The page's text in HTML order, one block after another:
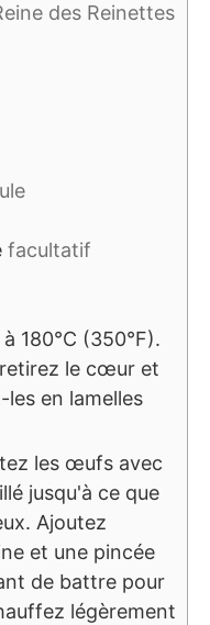
des Reinettes
facultatif
180°C (350°F).
le cœur et
les en lamelles
les œufs avec
jusqu'à ce que
Ajoutez
et une pincée
de battre pour
légèrement